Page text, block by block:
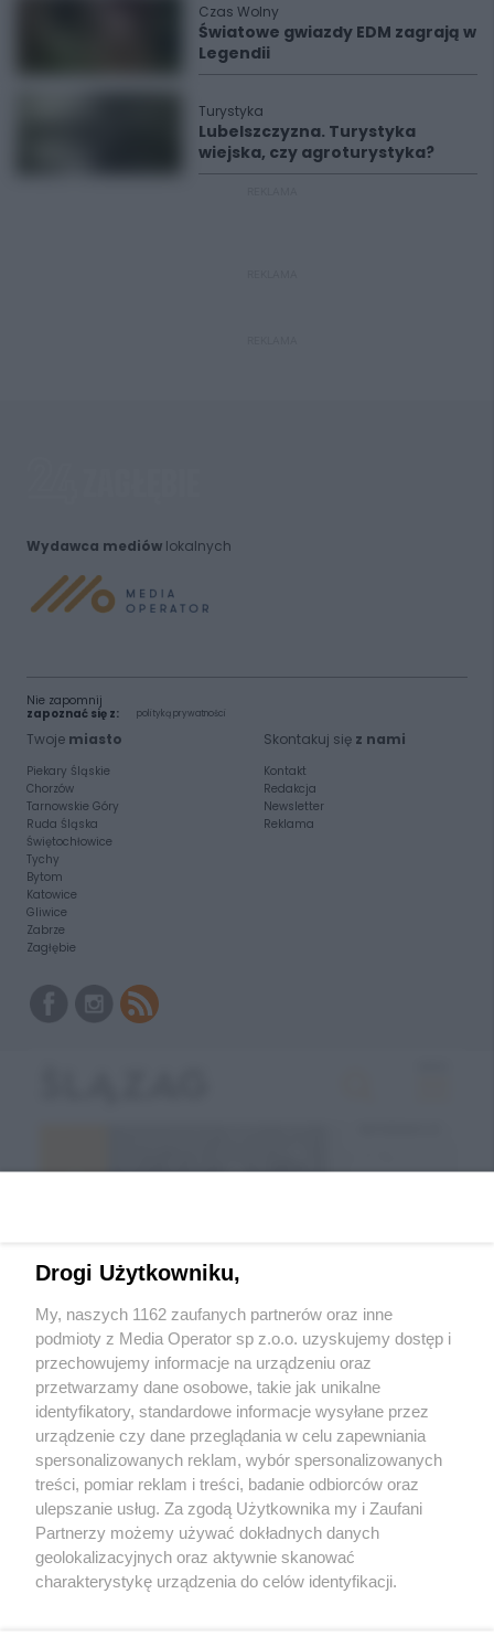
Czas Wolny
Światowe gwiazdy EDM zagrają w
Legendii
Turystyka
Lubelszczyzna. Turystyka
wiejska, czy agroturystyka?
Wydawca mediówlokalnych
Nie zapomnij
zapoznać się z:
polityką prywatności
Twoje miasto
Piekary Śląskie
Chorzów
Tarnowskie Góry
Ruda Śląska
Świętochłowice
Tychy
Bytom
Katowice
Gliwice
Zabrze
Zagłębie
Skontakuj się z nami
Kontakt
Redakcja
Newsletter
Reklama
Wróć do strony głównej
ślązag.pl
0%
Drogi Użytkowniku,
My, naszych 1162 zaufanych partnerów oraz inne
podmioty z Media Operator sp z.o.o. uzyskujemy dostęp i
przechowujemy informacje na urządzeniu oraz
przetwarzamy dane osobowe, takie jak unikalne
identyfikatory, standardowe informacje wysyłane przez
urządzenie czy dane przeglądania w celu zapewniania
spersonalizowanych reklam, wybór spersonalizowanych
treści, pomiar reklam i treści, badanie odbiorców oraz
ulepszanie usług. Za zgodą Użytkownika my i Zaufani
Partnerzy możemy używać dokładnych danych
geolokalizacyjnych oraz aktywnie skanować
charakterystykę urządzenia do celów identyfikacji.